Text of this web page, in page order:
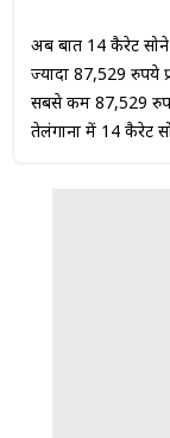
अब बात 14 कैरेट
ज्यादा 87,529 रुपये
सबसे कम 87,529 रुपये
तेलंगाना में 14 कैरेट